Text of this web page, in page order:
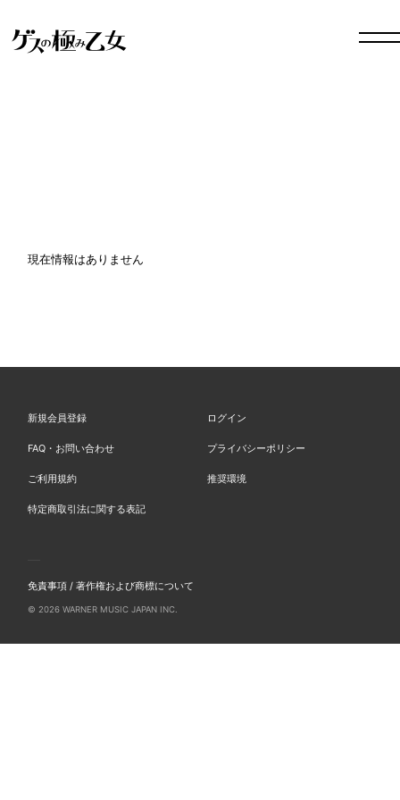
現在情報はありません
新規会員登録 ログイン
FAQ・お問い合わせ プライバシーポリシー
ご利用規約 推奨環境
特定商取引法に関する表記
免責事項 / 著作権および商標について
© 2026 WARNER MUSIC JAPAN INC.